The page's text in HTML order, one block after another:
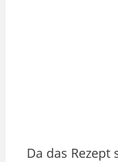
Da das